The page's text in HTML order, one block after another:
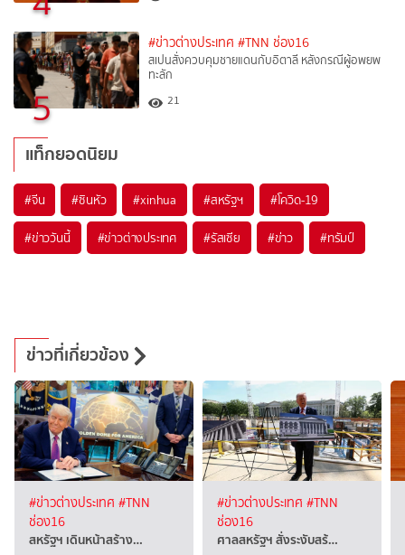
5
#ข่าวต่างประเทศ #TNN ช่อง16
สเปนสั่งควบคุมชายแดนกับอิตาลี หลังกรณีผู้อพยพ
ทะลัก
21
แท็กยอดนิยม
#จีน #ซินหัว #xinhua #สหรัฐฯ #โควิด-19
#ข่าววันนี้ #ข่าวต่างประเทศ #รัสเซีย #ข่าว #ทรัมป์
ข่าวที่เกี่ยวข้อง
#ข่าวต่างประเทศ #TNN
ช่อง16
สหรัฐฯ เดินหน้าสร้าง…
#ข่าวต่างประเทศ #TNN
ช่อง16
ศาลสหรัฐฯ สั่งระงับสร้…